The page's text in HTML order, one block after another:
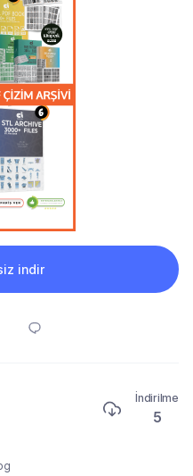
indir
İndirilme
5